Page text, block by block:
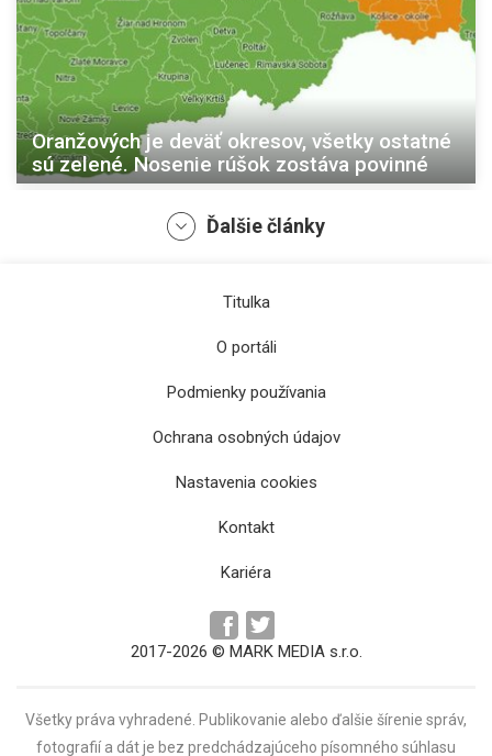
Oranžových je deväť okresov, všetky ostatné
sú zelené. Nosenie rúšok zostáva povinné
Nový COVID automat bude mať 5 farieb.
Opatrenia sa budú zavádzať podľa situácie v
Ďalšie články
Titulka
O portáli
Podmienky používania
Ochrana osobných údajov
Nastavenia cookies
Kontakt
Kariéra
2017-2026 © MARK MEDIA s.r.o.
Všetky práva vyhradené. Publikovanie alebo ďalšie šírenie správ,
fotografií a dát je bez predchádzajúceho písomného súhlasu